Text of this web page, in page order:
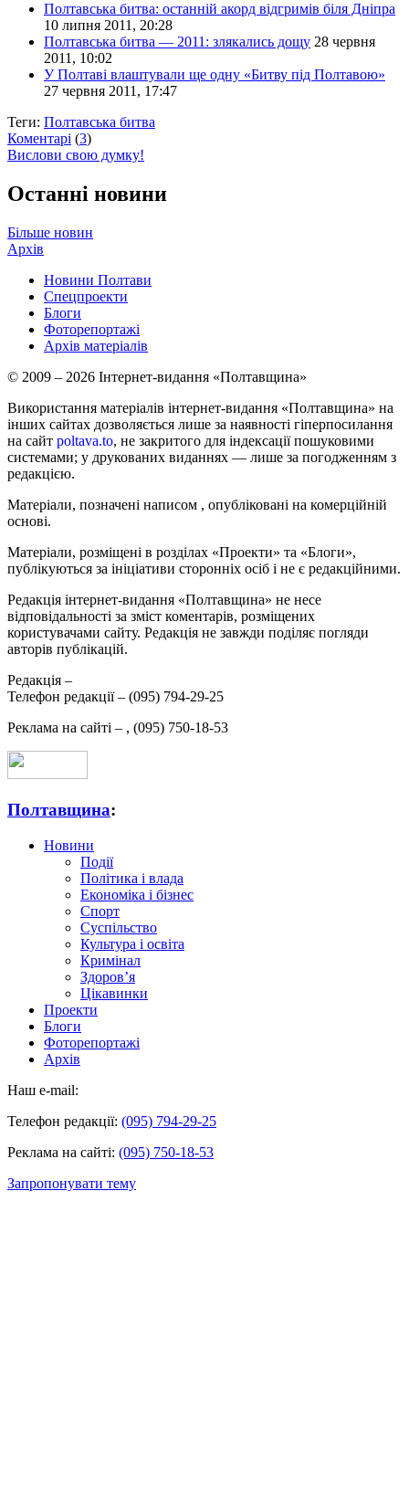
Полтавська битва: останній акорд відгримів біля Дніпра
10 липня 2011, 20:28
Полтавська битва — 2011: злякались дощу 28 червня
2011, 10:02
У Полтаві влаштували ще одну «Битву під Полтавою»
27 червня 2011, 17:47
Теги: Полтавська битва
Коментарі (3)
Вислови свою думку!
Останні новини
Більше новин
Архів
Новини Полтави
Спецпроекти
Блоги
Фоторепортажі
Архів матеріалів
© 2009 – 2026 Інтернет-видання «Полтавщина»
Використання матеріалів інтернет-видання «Полтавщина» на
інших сайтах дозволяється лише за наявності гіперпосилання
на сайт poltava.to, не закритого для індексації пошуковими
системами; у друкованих виданнях — лише за погодженням з
редакцією.
Матеріали, позначені написом , опубліковані на комерційній
основі.
Матеріали, розміщені в розділах «Проекти» та «Блоги»,
публікуються за ініціативи сторонніх осіб і не є редакційними.
Редакція інтернет-видання «Полтавщина» не несе
відповідальності за зміст коментарів, розміщених
користувачами сайту. Редакція не завжди поділяє погляди
авторів публікацій.
Редакція –
Телефон редакції – (095) 794-29-25
Реклама на сайті – , (095) 750-18-53
Полтавщина:
Новини
Події
Політика і влада
Економіка і бізнес
Спорт
Суспільство
Культура і освіта
Кримінал
Здоров’я
Цікавинки
Проекти
Блоги
Фоторепортажі
Архів
Наш e-mail:
Телефон редакції: (095) 794-29-25
Реклама на сайті: (095) 750-18-53
Запропонувати тему